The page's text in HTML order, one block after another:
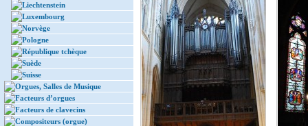
Liechtenstein
Luxembourg
Norvège
Pologne
République tchèque
Suède
Suisse
Orgues, Salles de Musique
Facteurs d’orgues
Facteurs de clavecins
Compositeurs (orgue)